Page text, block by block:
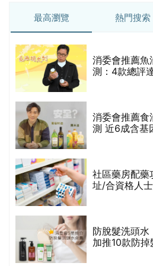
最高瀏覽 熱門搜索
消委會推薦
測：4款總評
消委會推薦
測 近6成含基
社區藥房配藥
址/合資格人
防脫髮洗頭
加推10款防